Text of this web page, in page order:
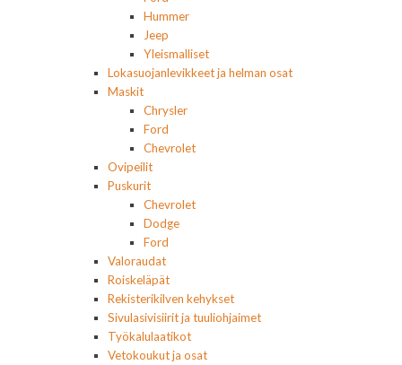
Hummer
Jeep
Yleismalliset
Lokasuojanlevikkeet ja helman osat
Maskit
Chrysler
Ford
Chevrolet
Ovipeilit
Puskurit
Chevrolet
Dodge
Ford
Valoraudat
Roiskeläpät
Rekisterikilven kehykset
Sivulasivisiirit ja tuuliohjaimet
Työkalulaatikot
Vetokoukut ja osat